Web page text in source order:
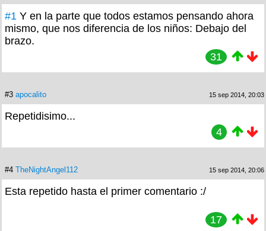
#1 Y en la parte que todos estamos pensando ahora
mismo, que nos diferencia de los niños: Debajo del
brazo.
31
#3 apocalito 15 sep 2014, 20:03
Repetidisimo...
4
#4 TheNightAngel112 15 sep 2014, 20:06
Esta repetido hasta el primer comentario :/
17